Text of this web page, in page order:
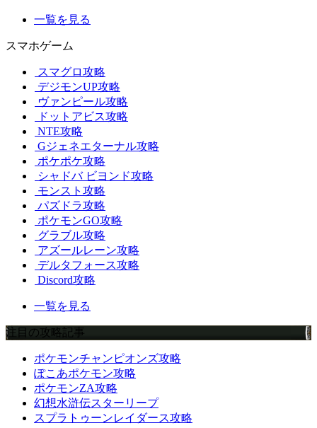
一覧を見る
スマホゲーム
スマグロ攻略
デジモンUP攻略
ヴァンピール攻略
ドットアビス攻略
NTE攻略
Gジェネエターナル攻略
ポケポケ攻略
シャドバ ビヨンド攻略
モンスト攻略
パズドラ攻略
ポケモンGO攻略
グラブル攻略
アズールレーン攻略
デルタフォース攻略
Discord攻略
一覧を見る
注目の攻略記事
ポケモンチャンピオンズ攻略
ぽこあポケモン攻略
ポケモンZA攻略
幻想水滸伝スターリープ
スプラトゥーンレイダース攻略